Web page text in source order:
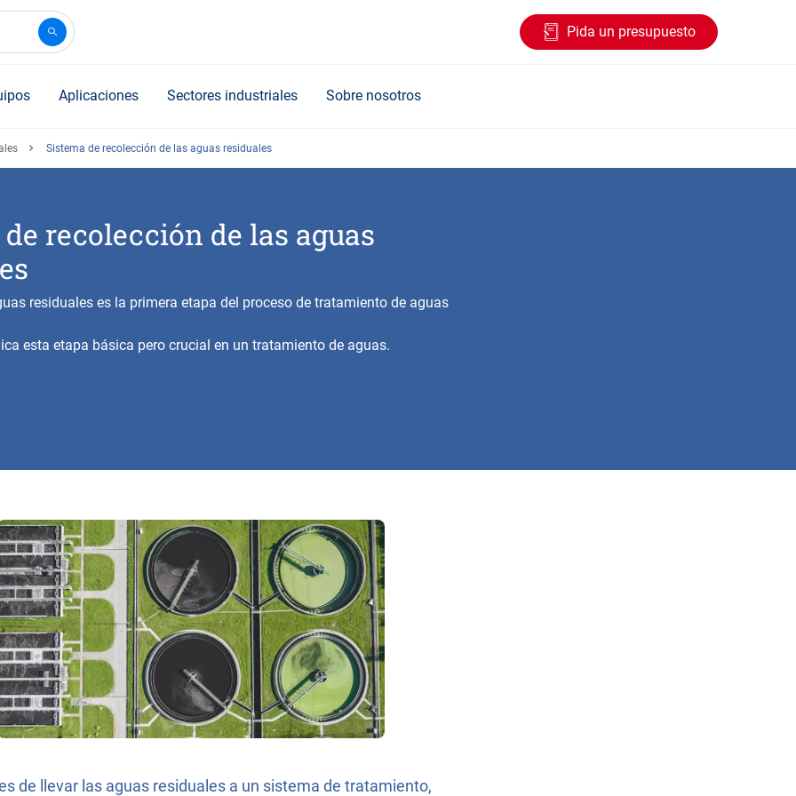
Pida un presupuesto
Aplicaciones Sectores industriales Sobre nosotros
Sistema de recolección de las aguas residuales
recolección de las aguas
residuales es la primera etapa del proceso de tratamiento de aguas
esta etapa básica pero crucial en un tratamiento de aguas.
de llevar las aguas residuales a un sistema de tratamiento,